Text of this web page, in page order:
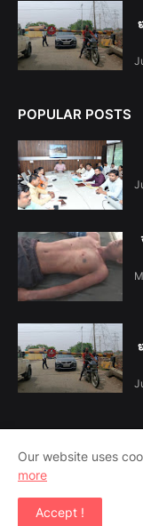
POPULAR POSTS
Home
Our website uses
more
Accept !